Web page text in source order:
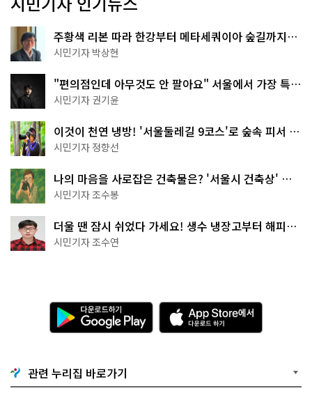
주황색 리본 따라 한강부터 메타세쿼이아 숲길까지…
서울둘레길 15코스
시민기자 박상현
"편의점인데 아무것도 안 팔아요" 서울에서 가장 특별
한 편의점의 정체
시민기자 권기윤
이것이 천연 냉방! '서울둘레길 9코스'로 숲속 피서 떠
나볼까
시민기자 정향선
나의 마음을 사로잡은 건축물은? '서울시 건축상' 수
상작 공개!
시민기자 조수봉
더울 땐 잠시 쉬었다 가세요! 생수 냉장고부터 해피소
·무더위쉼터까지
시민기자 조수연
다
운
로
기
G
o
A
p
p
e
관련 누리집 바로가기